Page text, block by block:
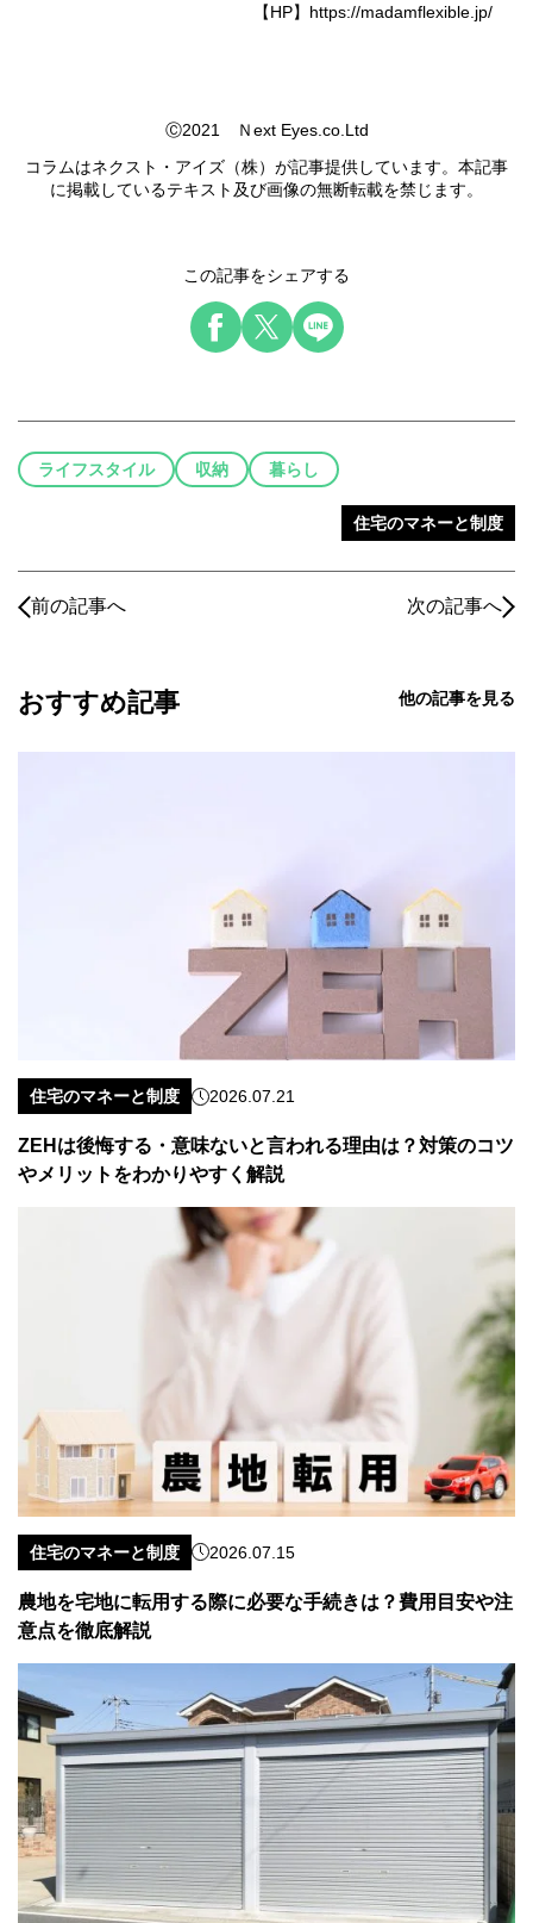
【HP】https://madamflexible.jp/
Ⓒ2021 Ｎext Eyes.co.Ltd
コラムはネクスト・アイズ（株）が記事提供しています。本記事
に掲載しているテキスト及び画像の無断転載を禁じます。
この記事をシェアする
ライフスタイル 収納 暮らし
住宅のマネーと制度
前の記事へ 次の記事へ
おすすめ記事 他の記事を見る
住宅のマネーと制度 2026.07.21
ZEHは後悔する・意味ないと言われる理由は？対策のコツ
やメリットをわかりやすく解説
住宅のマネーと制度 2026.07.15
農地を宅地に転用する際に必要な手続きは？費用目安や注
意点を徹底解説